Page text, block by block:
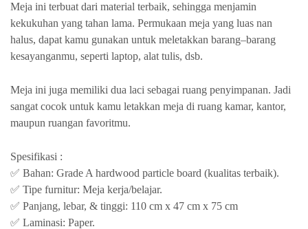
Meja ini terbuat dari material terbaik, sehingga menjamin
kekukuhan yang tahan lama. Permukaan meja yang luas nan
halus, dapat kamu gunakan untuk meletakkan barang–barang
kesayanganmu, seperti laptop, alat tulis, dsb.
Meja ini juga memiliki dua laci sebagai ruang penyimpanan. Jadi
sangat cocok untuk kamu letakkan meja di ruang kamar, kantor,
maupun ruangan favoritmu.
Spesifikasi :
✅ Bahan: Grade A hardwood particle board (kualitas terbaik).
✅ Tipe furnitur: Meja kerja/belajar.
✅ Panjang, lebar, & tinggi: 110 cm x 47 cm x 75 cm
✅ Laminasi: Paper.